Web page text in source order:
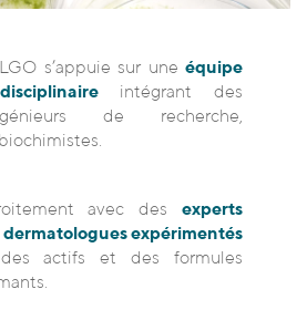
s’appuie sur une équipe
intégrant des
de recherche,
avec des experts
dermatologues expérimentés
actifs et des formules